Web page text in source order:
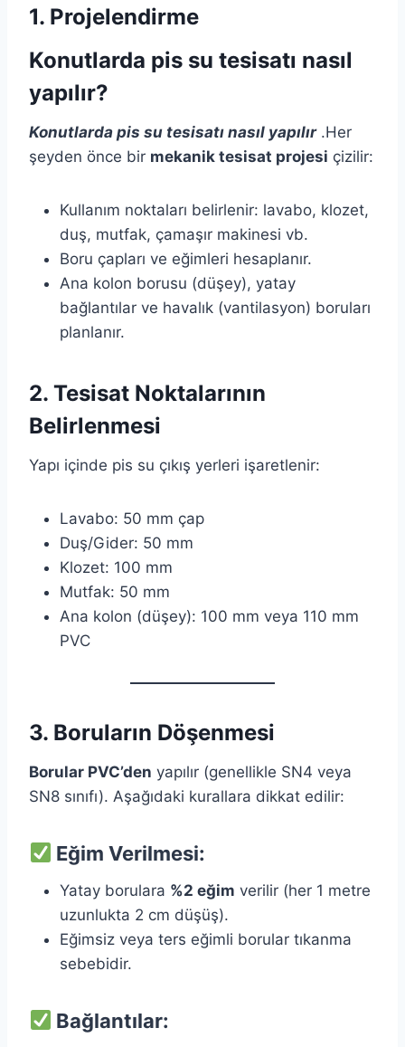
1. Projelendirme
Konutlarda pis su tesisatı nasıl
yapılır?
Konutlarda pis su tesisatı nasıl yapılır.Her
şeyden önce bir mekanik tesisat projesi çizilir:
Kullanım noktaları belirlenir: lavabo, klozet,
duş, mutfak, çamaşır makinesi vb.
Boru çapları ve eğimleri hesaplanır.
Ana kolon borusu (düşey), yatay
bağlantılar ve havalık (vantilasyon) boruları
planlanır.
2. Tesisat Noktalarının
Belirlenmesi
Yapı içinde pis su çıkış yerleri işaretlenir:
Lavabo: 50 mm çap
Duş/Gider: 50 mm
Klozet: 100 mm
Mutfak: 50 mm
Ana kolon (düşey): 100 mm veya 110 mm
PVC
3. Boruların Döşenmesi
Borular PVC’den yapılır (genellikle SN4 veya
SN8 sınıfı). Aşağıdaki kurallara dikkat edilir:
Eğim Verilmesi:
Yatay borulara %2 eğim verilir (her 1 metre
uzunlukta 2 cm düşüş).
Eğimsiz veya ters eğimli borular tıkanma
sebebidir.
Bağlantılar: